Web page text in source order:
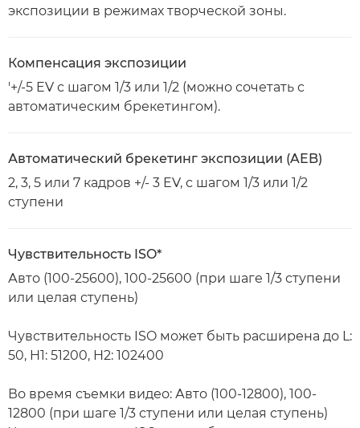
экспозиции в режимах творческой зоны.
Компенсация экспозиции
'+/-5 EV с шагом 1/3 или 1/2 (можно сочетать с
автоматическим брекетингом).
Автоматический брекетинг экспозиции (AEB)
2, 3, 5 или 7 кадров +/- 3 EV, с шагом 1/3 или 1/2
ступени
Чувствительность ISO*
Авто (100-25600), 100-25600 (при шаге 1/3 ступени
или целая ступень)
Чувствительность ISO может быть расширена до L:
50, H1: 51200, H2: 102400
Во время съемки видео: Авто (100-12800), 100-
12800 (при шаге 1/3 ступени или целая ступень)